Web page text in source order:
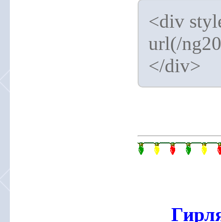
<div
url(/
</div>